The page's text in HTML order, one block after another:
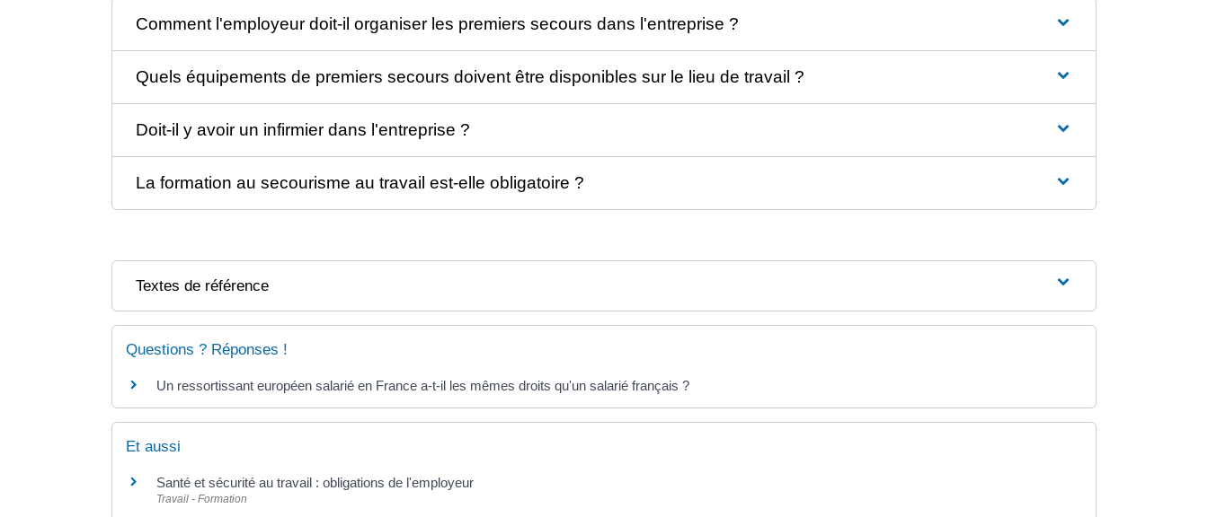
Comment l'employeur doit-il organiser les premiers secours dans l'entreprise ?
Quels équipements de premiers secours doivent être disponibles sur le lieu de travail ?
Doit-il y avoir un infirmier dans l'entreprise ?
La formation au secourisme au travail est-elle obligatoire ?
Textes de référence
Questions ? Réponses !
Un ressortissant européen salarié en France a-t-il les mêmes droits qu'un salarié français ?
Et aussi
Santé et sécurité au travail : obligations de l'employeur
Travail - Formation